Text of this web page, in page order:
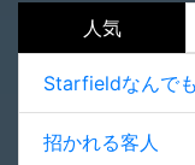
人気
Starfieldなんで
招かれる客人